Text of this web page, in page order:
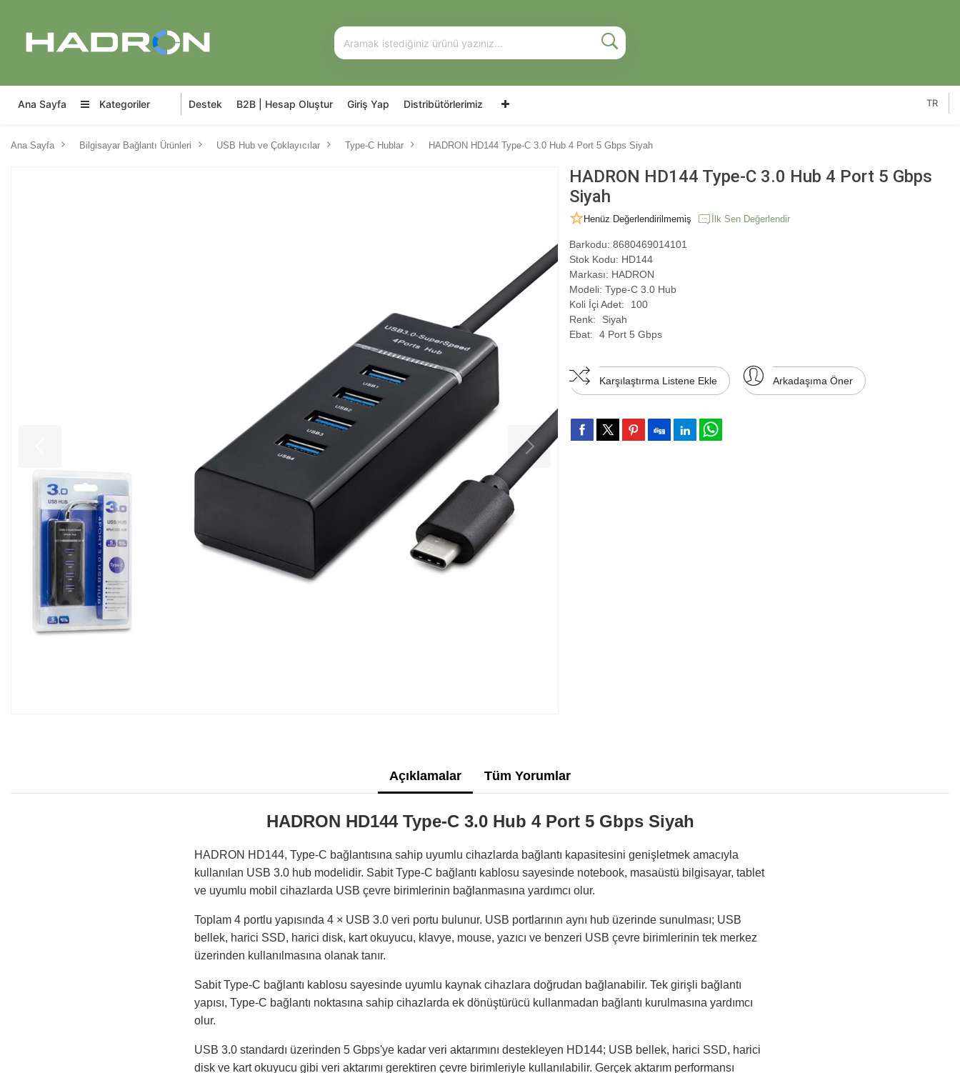
Ana Sayfa Kategoriler Destek B2B | Hesap Oluştur Giriş Yap Distribütörlerimiz TR
Ana Sayfa Bilgisayar Bağlantı Ürünleri USB Hub ve Çoklayıcılar Type-C Hublar HADRON HD144 Type-C 3.0 Hub 4 Port 5 Gbps Siyah
HADRON HD144 Type-C 3.0 Hub 4 Port 5 Gbps
Siyah
Henüz Değerlendirilmemiş İlk Sen Değerlendir
Barkodu: 8680469014101
Stok Kodu: HD144
Markası: HADRON
Modeli: Type-C 3.0 Hub
Koli İçi Adet:
100
Renk:
Siyah
Ebat:
4 Port 5 Gbps
Karşılaştırma Listene Ekle Arkadaşıma Öner
Açıklamalar Tüm Yorumlar
HADRON HD144 Type-C 3.0 Hub 4 Port 5 Gbps Siyah
HADRON HD144, Type-C bağlantısına sahip uyumlu cihazlarda bağlantı kapasitesini genişletmek amacıyla
kullanılan USB 3.0 hub modelidir. Sabit Type-C bağlantı kablosu sayesinde notebook, masaüstü bilgisayar, tablet
ve uyumlu mobil cihazlarda USB çevre birimlerinin bağlanmasına yardımcı olur.
Toplam 4 portlu yapısında 4 × USB 3.0 veri portu bulunur. USB portlarının aynı hub üzerinde sunulması; USB
bellek, harici SSD, harici disk, kart okuyucu, klavye, mouse, yazıcı ve benzeri USB çevre birimlerinin tek merkez
üzerinden kullanılmasına olanak tanır.
Sabit Type-C bağlantı kablosu sayesinde uyumlu kaynak cihazlara doğrudan bağlanabilir. Tek girişli bağlantı
yapısı, Type-C bağlantı noktasına sahip cihazlarda ek dönüştürücü kullanmadan bağlantı kurulmasına yardımcı
olur.
USB 3.0 standardı üzerinden 5 Gbps'ye kadar veri aktarımını destekleyen HD144; USB bellek, harici SSD, harici
disk ve kart okuyucu gibi veri aktarımı gerektiren çevre birimleriyle kullanılabilir. Gerçek aktarım performansı